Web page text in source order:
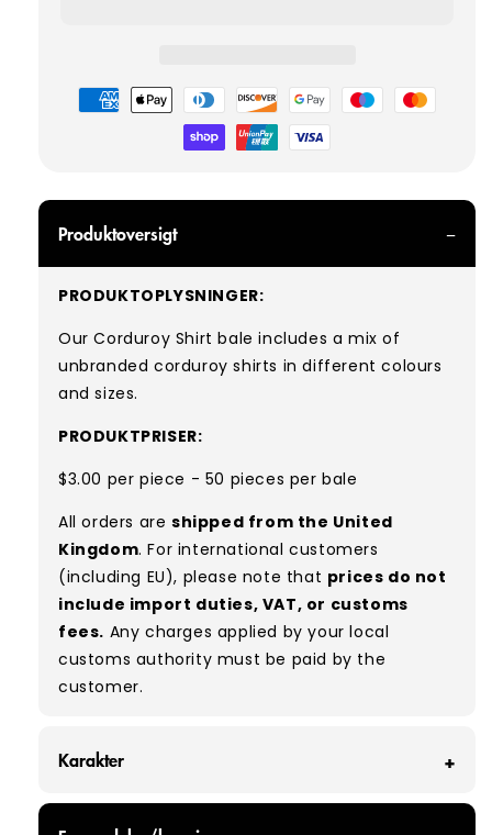
Betalingsmetoder
Produktoversigt
PRODUKTOPLYSNINGER:
Our Corduroy Shirt bale includes a mix of
unbranded corduroy shirts in different colours
and sizes.
PRODUKTPRISER:
$3.00 per piece - 50 pieces per bale
All orders are shipped from the United
Kingdom. For international customers
(including EU), please note that prices do not
include import duties, VAT, or customs
fees. Any charges applied by your local
customs authority must be paid by the
customer.
Karakter